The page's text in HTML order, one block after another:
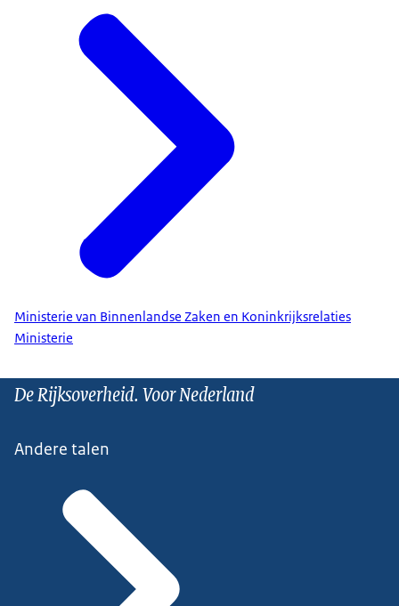
Ministerie van Binnenlandse Zaken en Koninkrijksrelaties
Ministerie
De Rijksoverheid. Voor Nederland
Andere talen